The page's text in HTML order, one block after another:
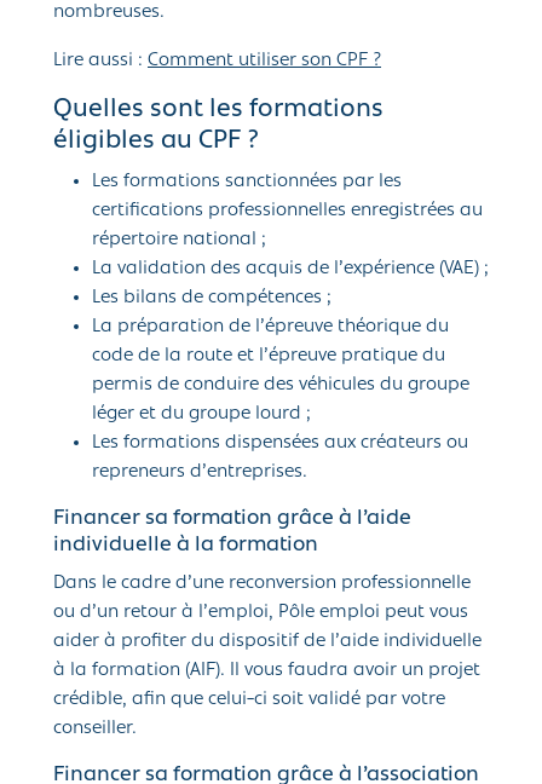
nombreuses.
Lire aussi : Comment utiliser son CPF ?
Quelles sont les formations
éligibles au CPF ?
Les formations sanctionnées par les
certifications professionnelles enregistrées au
répertoire national ;
La validation des acquis de l’expérience (VAE) ;
Les bilans de compétences ;
La préparation de l’épreuve théorique du
code de la route et l’épreuve pratique du
permis de conduire des véhicules du groupe
léger et du groupe lourd ;
Les formations dispensées aux créateurs ou
repreneurs d’entreprises.
Financer sa formation grâce à l’aide
individuelle à la formation
Dans le cadre d’une reconversion professionnelle
ou d’un retour à l’emploi, Pôle emploi peut vous
aider à profiter du dispositif de l’aide individuelle
à la formation (AIF). Il vous faudra avoir un projet
crédible, afin que celui-ci soit validé par votre
conseiller.
Financer sa formation grâce à l’association